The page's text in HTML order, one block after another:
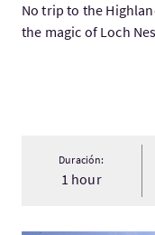
No trip to the
the magic of Loch
Duración:
1 hour